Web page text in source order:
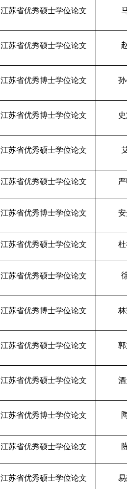
江苏省优秀硕士学位论文
江苏省优秀硕士学位论文
江苏省优秀博士学位论文
江苏省优秀博士学位论文
江苏省优秀硕士学位论文
江苏省优秀硕士学位论文
江苏省优秀博士学位论文
江苏省优秀硕士学位论文
江苏省优秀硕士学位论文
江苏省优秀博士学位论文
江苏省优秀硕士学位论文
江苏省优秀硕士学位论文
江苏省优秀博士学位论文
江苏省优秀硕士学位论文
江苏省优秀硕士学位论文